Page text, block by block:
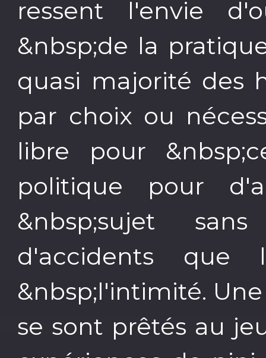
ressent l'envie
&nbsp;de la
quasi majorité des
par choix ou
libre pour
politique pour
&nbsp;sujet
d'accidents que
&nbsp;l'intimité.
se sont prêtés au